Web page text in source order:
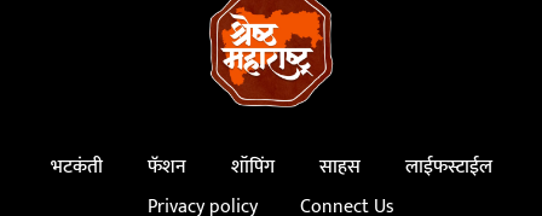
भटकंती फॅशन शॉपिंग साहस
लाईफस्टाईल
Privacy policy
Connect Us